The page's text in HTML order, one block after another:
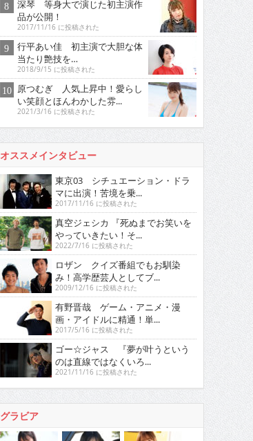
深琴 等身大で演じた初主演作
品が公開！
2017/11/16 に投稿された
行平あい佳 初主演で大胆な体
当たり艶技を…
2018/9/15 に投稿された
原つむぎ 人気上昇中！愛らし
い笑顔とほんわかした雰...
2021/3/16 に投稿された
オススメインタビュー
東京03 シチュエーション・ドラ
マに出演！苦境を乗...
2017/11/16 に投稿された
真空ジェシカ 『死ぬまでお笑いを
やっていきたい！そ...
2022/7/16 に投稿された
ロザン クイズ番組でもお馴染
み！高学歴芸人としてブ...
2009/12/16 に投稿された
有野晋哉 ゲーム・アニメ・漫
画・アイドルに精通！単...
2017/5/16 に投稿された
ゴー☆ジャス 『夢が叶うという
のは直線ではなくいろ...
2021/11/16 に投稿された
グラビア